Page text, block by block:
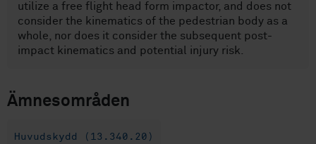
utilize a free flight head form impactor, and does not
consider the kinematics of the pedestrian body as a
whole, nor does it consider the subsequent post-
impact kinematics and potential injury risk.
Ämnesområden
Huvudskydd (13.340.20)